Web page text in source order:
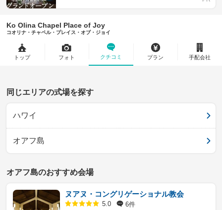
Ko Olina Chapel Place of Joy
コオリナ・チャペル・プレイス・オブ・ジョイ
トップ フォト クチコミ プラン 手配会社
同じエリアの式場を探す
ハワイ
オアフ島
オアフ島のおすすめ会場
ヌアヌ・コングリゲーショナル教会
5.0 6件